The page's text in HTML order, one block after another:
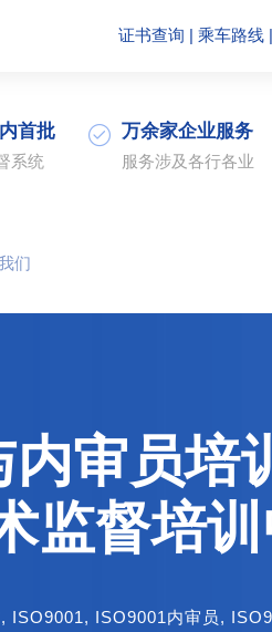
证书查询 | 乘车路线 |
首批
系统
万余家企业服务
服务涉及各行各业
们
审员培
监督培
, ISO9001, ISO9001内审员,